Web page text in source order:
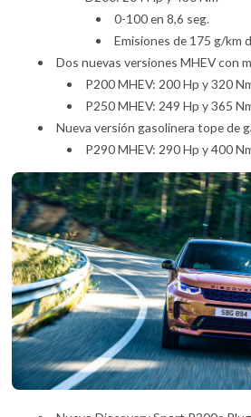
0-100 en 8,6 seg.
Emisiones de 175 g/km
Dos nuevas versiones MHEV con
P200 MHEV: 200 Hp y 320
P250 MHEV: 249 Hp y 365
Nueva versión gasolinera tope de
P290 MHEV: 290 Hp y 400